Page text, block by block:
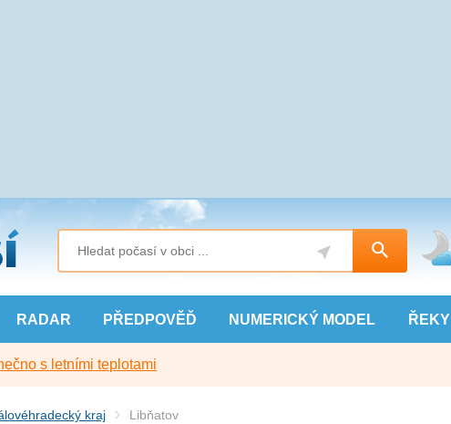
RADAR PŘEDPOVĚĎ NUMERICKÝ MODEL ŘEKY
s letními teplotami
kraj Libňatov